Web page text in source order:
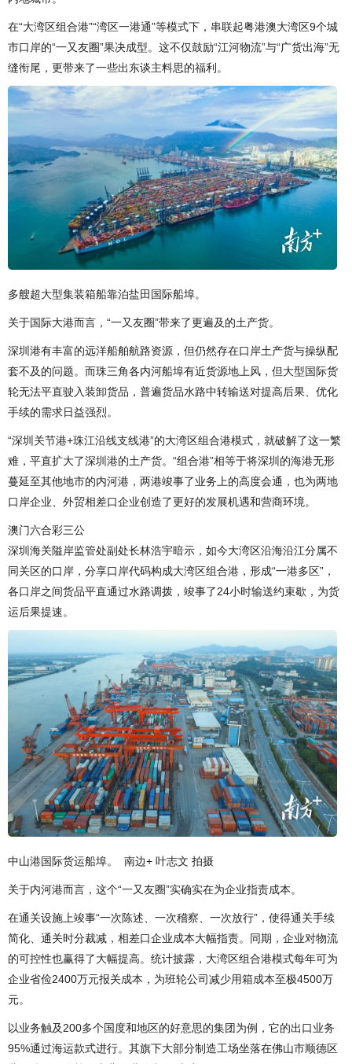
在“大湾区组合港”“湾区一港通”等模式下，串联起粤港澳大湾区9个城
市口岸的“一又友圈”果决成型。这不仅鼓励“江河物流”与“广货出海”无
缝衔尾，更带来了一些出东谈主料思的福利。
多艘超大型集装箱船靠泊盐田国际船埠。
关于国际大港而言，“一又友圈”带来了更遍及的土产货。
深圳港有丰富的远洋船舶航路资源，但仍然存在口岸土产货与操纵配
套不及的问题。而珠三角各内河船埠有近货源地上风，但大型国际货
轮无法平直驶入装卸货品，普遍货品水路中转输送对提高后果、优化
手续的需求日益强烈。
“深圳关节港+珠江沿线支线港”的大湾区组合港模式，就破解了这一繁
难，平直扩大了深圳港的土产货。“组合港”相等于将深圳的海港无形
蔓延至其他地市的内河港，两港竣事了业务上的高度会通，也为两地
口岸企业、外贸相差口企业创造了更好的发展机遇和营商环境。
澳门六合彩三公
深圳海关隘岸监管处副处长林浩宇暗示，如今大湾区沿海沿江分属不
同关区的口岸，分享口岸代码构成大湾区组合港，形成“一港多区”，
各口岸之间货品平直通过水路调拨，竣事了24小时输送约束歇，为货
运后果提速。
中山港国际货运船埠。 南边+ 叶志文 拍摄
关于内河港而言，这个“一又友圈”实确实在为企业指责成本。
在通关设施上竣事“一次陈述、一次稽察、一次放行”，使得通关手续
简化、通关时分裁减，相差口企业成本大幅指责。同期，企业对物流
的可控性也赢得了大幅提高。统计披露，大湾区组合港模式每年可为
企业省俭2400万元报关成本，为班轮公司减少用箱成本至极4500万
元。
以业务触及200多个国度和地区的好意思的集团为例，它的出口业务
95%通过海运款式进行。其旗下大部分制造工场坐落在佛山市顺德区